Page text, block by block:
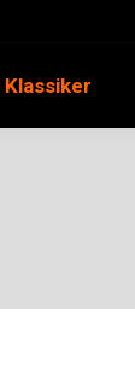
Klassiker